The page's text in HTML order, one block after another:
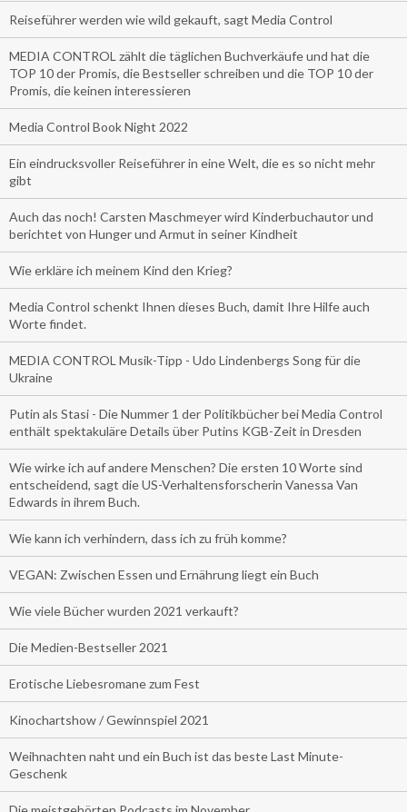
Reiseführer werden wie wild gekauft, sagt Media Control
MEDIA CONTROL zählt die täglichen Buchverkäufe und hat die
TOP 10 der Promis, die Bestseller schreiben und die TOP 10 der
Promis, die keinen interessieren
Media Control Book Night 2022
Ein eindrucksvoller Reiseführer in eine Welt, die es so nicht mehr
gibt
Auch das noch! Carsten Maschmeyer wird Kinderbuchautor und
berichtet von Hunger und Armut in seiner Kindheit
Wie erkläre ich meinem Kind den Krieg?
Media Control schenkt Ihnen dieses Buch, damit Ihre Hilfe auch
Worte findet.
MEDIA CONTROL Musik-Tipp - Udo Lindenbergs Song für die
Ukraine
Putin als Stasi - Die Nummer 1 der Politikbücher bei Media Control
enthält spektakuläre Details über Putins KGB-Zeit in Dresden
Wie wirke ich auf andere Menschen? Die ersten 10 Worte sind
entscheidend, sagt die US-Verhaltensforscherin Vanessa Van
Edwards in ihrem Buch.
Wie kann ich verhindern, dass ich zu früh komme?
VEGAN: Zwischen Essen und Ernährung liegt ein Buch
Wie viele Bücher wurden 2021 verkauft?
Die Medien-Bestseller 2021
Erotische Liebesromane zum Fest
Kinochartshow / Gewinnspiel 2021
Weihnachten naht und ein Buch ist das beste Last Minute-
Geschenk